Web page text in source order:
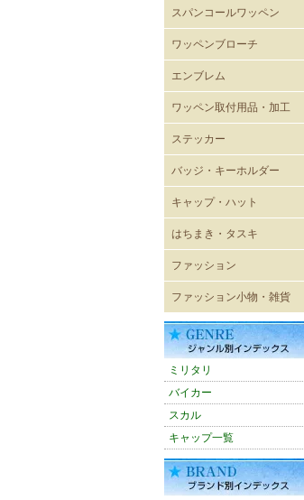
スパンコールワッペン
ワッペンブローチ
エンブレム
既成ワッペン エンブレム
ワッペン取付用品・加工
ステッカー
レーシングステッカー
バイカーステッカー
ミリタリーステッカー
ヴィンテージ風ステッカー
キャラクターステッカー
ウォールステッカー
バッジ・キーホルダー
USA直輸入ピンバッジ
キーホルダー
ジッパープル
キーケース
パスケース
キャップ・ハット
キャップ
ON-FIELD SHAPE〕
はちまき・タスキ
ファッション
無地Tシャツ・タンクトップ
プリントTシャツ
トレーナー・パーカー
ウィンドブレーカー
ジャンパー・コート
ファッション小物・雑貨
雑貨
ネックウォーマー
マグカップ
ミリタリーバッグ他
トートバッグ
バンダナ
タオル
防災グッズ
雑誌
アメリカン雑貨
スマホグッズ
ミリタリ
バイカー
スカル
キャップ一覧